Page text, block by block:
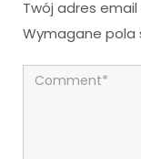
Twój adres
Wymagane pola